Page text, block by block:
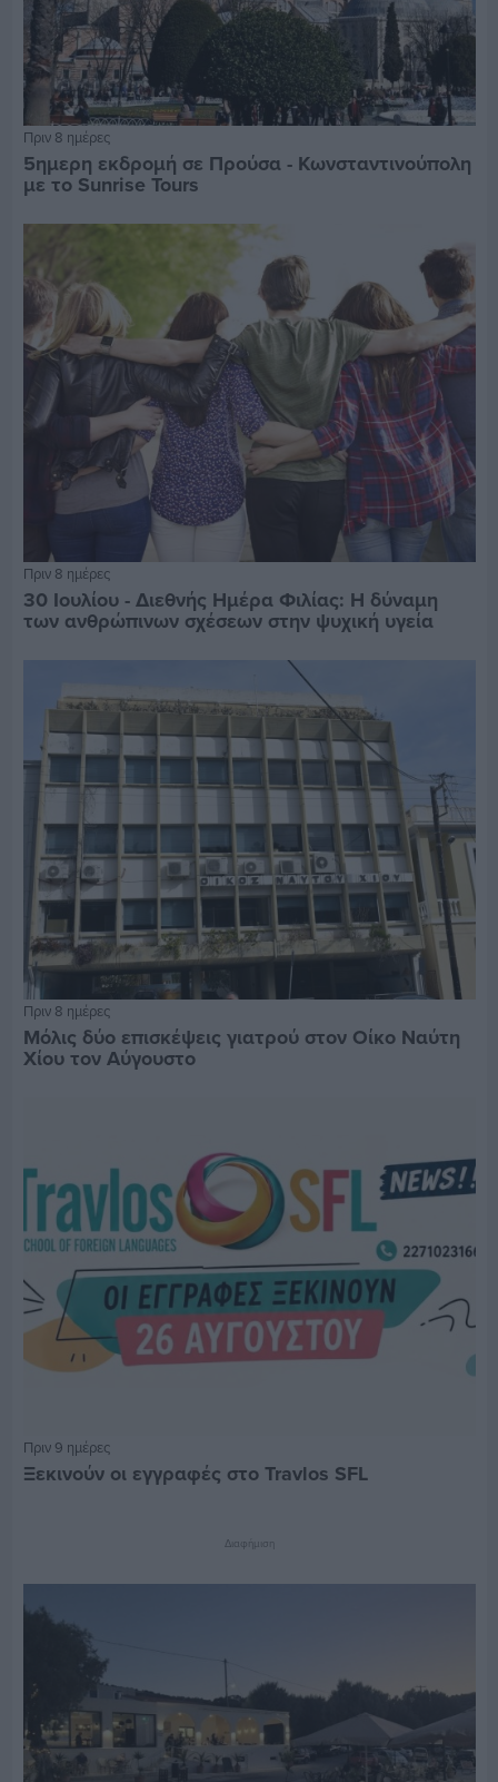
Πριν 8 ημέρες
5ημερη εκδρομή σε Προύσα - Κωνσταντινούπολη
με το Sunrise Tours
Πριν 8 ημέρες
30 Ιουλίου - Διεθνής Ημέρα Φιλίας: Η δύναμη
των ανθρώπινων σχέσεων στην ψυχική υγεία
Πριν 8 ημέρες
Μόλις δύο επισκέψεις γιατρού στον Οίκο Ναύτη
Χίου τον Αύγουστο
Πριν 9 ημέρες
Ξεκινούν οι εγγραφές στο Travlos SFL
Διαφήμιση